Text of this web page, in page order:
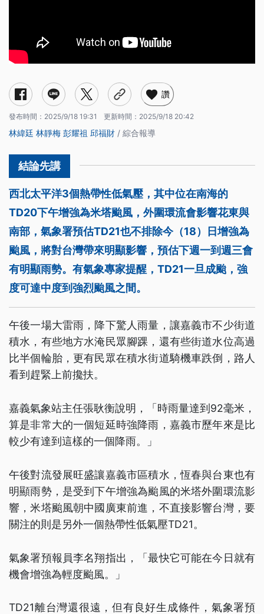
讚
發布時間： 2025/9/18 19:31 更新時間： 2025/9/18 20:42
林緯廷 林靜梅 彭耀祖 邱福財 / 綜合報導
西北太平洋3個熱帶性低氣壓，其中位在南海的
TD20下午增強為米塔颱風，外圍環流會影響花東與
南部，氣象署預估TD21也不排除今（18）日增強為
颱風，將對台灣帶來明顯影響，預估下週一到週三會
有明顯雨勢。有氣象專家提醒，TD21一旦成颱，強
度可達中度到強烈颱風之間。
午後一場大雷雨，降下驚人雨量，讓嘉義市不少街道
積水，有些地方水淹民眾腳踝，還有些街道水位高過
比半個輪胎，更有民眾在積水街道騎機車跌倒，路人
看到趕緊上前攙扶。
嘉義氣象站主任張耿衡說明，「時雨量達到92毫米，
算是非常大的一個短延時強降雨，嘉義市歷年來是比
較少有達到這樣的一個降雨。」
午後對流發展旺盛讓嘉義市區積水，恆春與台東也有
明顯雨勢，是受到下午增強為颱風的米塔外圍環流影
響，米塔颱風朝中國廣東前進，不直接影響台灣，要
關注的則是另外一個熱帶性低氣壓TD21。
氣象署預報員李名翔指出，「最快它可能在今日就有
機會增強為輕度颱風。」
TD21離台灣還很遠，但有良好生成條件，氣象署預